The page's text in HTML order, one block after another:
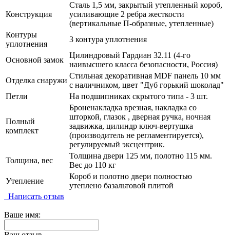
Конструкция
Сталь 1,5 мм, закрытый утепленный короб,
усиливающие 2 ребра жесткости
(вертикальные П-образные, утепленные)
Контуры
уплотнения
3 контура уплотнения
Основной замок
Цилиндровый Гардиан 32.11 (4-го
наивысшего класса безопасности, Россия)
Отделка снаружи
Стильная декоративная MDF панель 10 мм
с наличником, цвет "Дуб горький шоколад"
Петли
На подшипниках скрытого типа - 3 шт.
Полный
комплект
Броненакладка врезная, накладка со
шторкой, глазок , дверная ручка, ночная
задвижка, цилиндр ключ-вертушка
(производитель не регламентируется),
регулируемый эксцентрик.
Толщина, вес
Толщина двери 125 мм, полотно 115 мм.
Вес до 110 кг
Утепление
Короб и полотно двери полностью
утеплено базальтовой плитой
Написать отзыв
Ваше имя: